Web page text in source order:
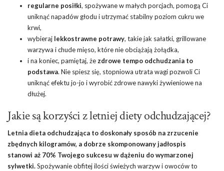
regularne posiłki, spożywane w małych porcjach, pomogą Ci
uniknąć napadów głodu i utrzymać stabilny poziom cukru we
krwi,
wybieraj lekkostrawne potrawy, takie jak sałatki, grillowane
warzywa i chude mięso, które nie obciążają żołądka,
i na koniec, pamiętaj, że zdrowe tempo odchudzania to
podstawa. Nie spiesz się, stopniowa utrata wagi pozwoli Ci
uniknąć efektu jo-jo i wyrobićzdrowe nawyki żywieniowena
dłużej.
Jakie są korzyści z letniej diety odchudzającej?
Letnia dieta odchudzająca to doskonały sposób na zrzucenie
zbędnych kilogramów, a dobrze skomponowany jadłospis
stanowi aż 70% Twojego sukcesu w dążeniu do wymarzonej
sylwetki.Spożywanie obfitej ilości świeżych warzyw i owoców to